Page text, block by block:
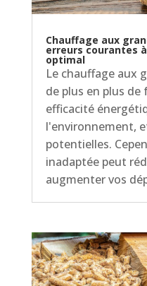
Chauffage aux
erreurs courantes
optimal
Le chauffage aux
de plus en plus de
efficacité
l'environnement,
potentielles.
inadaptée peut
augmenter vos